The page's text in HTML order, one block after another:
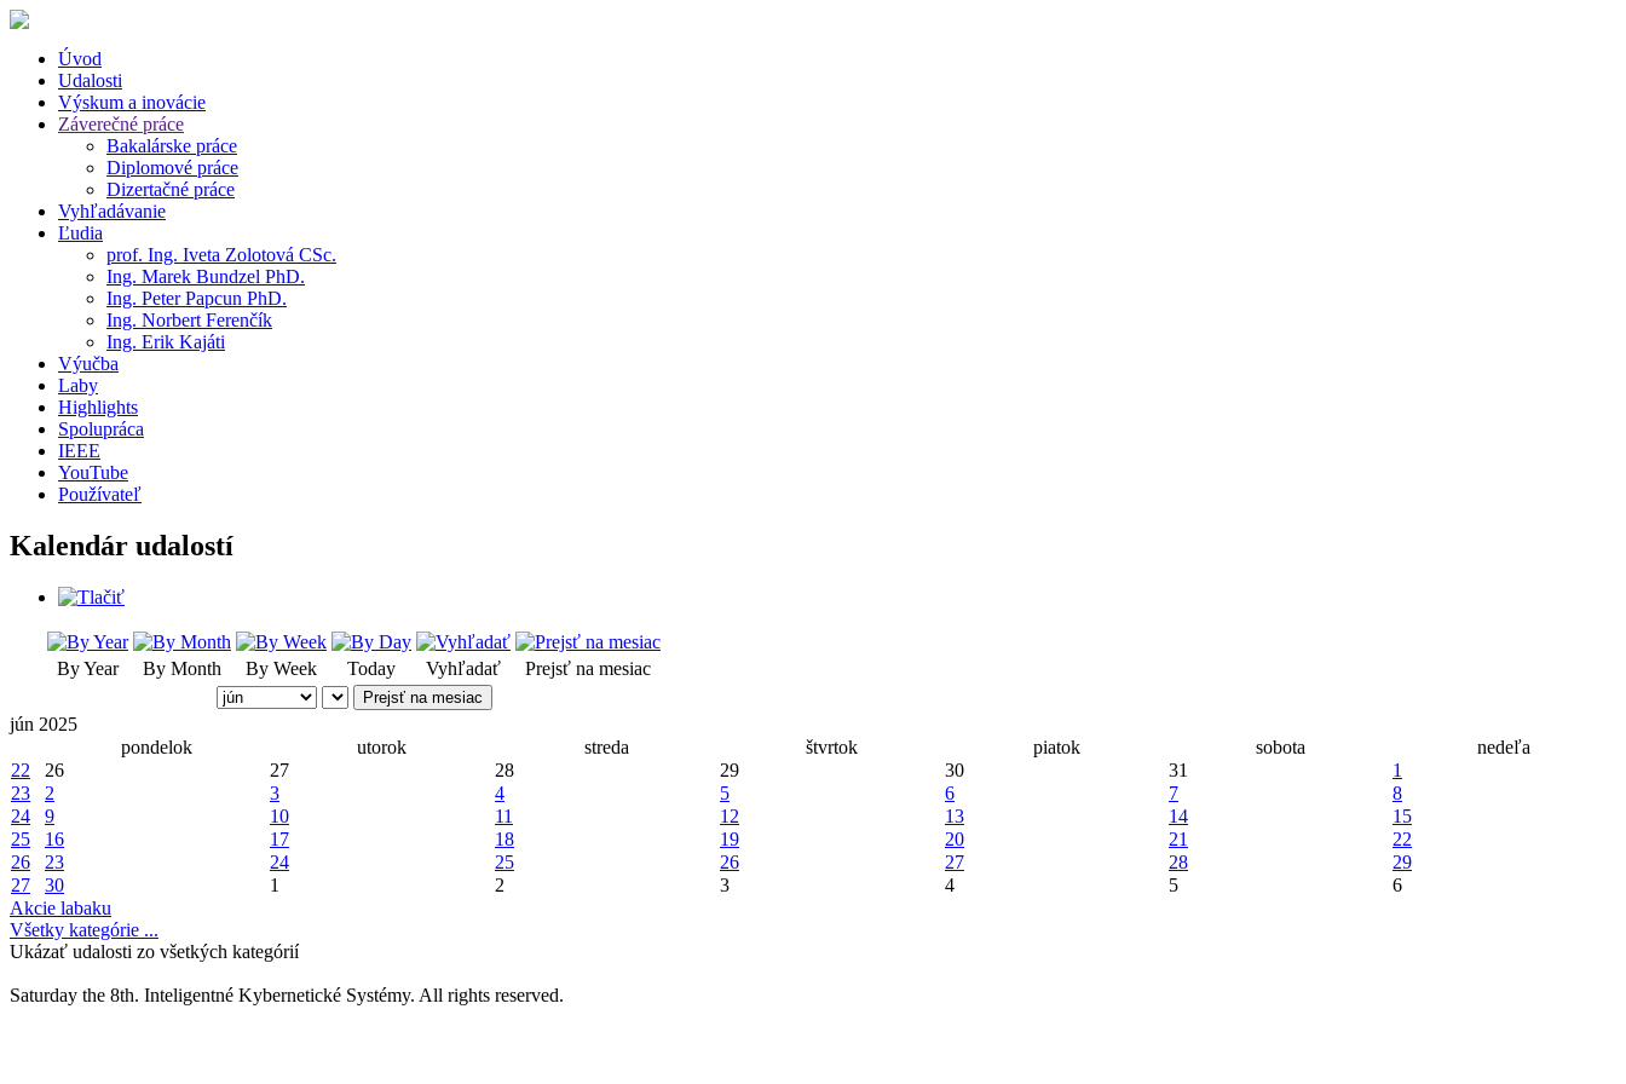
Úvod
Udalosti
Výskum a inovácie
Záverečné práce
Bakalárske práce
Diplomové práce
Dizertačné práce
Vyhľadávanie
Ľudia
prof. Ing. Iveta Zolotová CSc.
Ing. Marek Bundzel PhD.
Ing. Peter Papcun PhD.
Ing. Norbert Ferenčík
Ing. Erik Kajáti
Výučba
Laby
Highlights
Spolupráca
IEEE
YouTube
Používateľ
Kalendár udalostí
By Year By Month By Week Today Vyhľadať Prejsť na mesiac
Prejsť na mesiac
jún 2025
pondelok
utorok streda štvrtok piatok sobota
nedeľa
22
26 27 28 29 30 31
1
23
2 3 4 5 6 7
8
24
9 10 11 12 13 14
15
25
16 17 18 19 20 21
22
26
23 24 25 26 27 28
29
27
30 1 2 3 4 5
6
Akcie labaku
Všetky kategórie ...
Ukázať udalosti zo všetkých kategórií
Saturday the 8th. Inteligentné Kybernetické Systémy. All rights reserved.